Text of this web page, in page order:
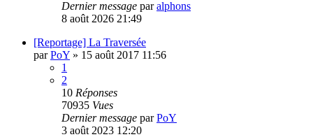
Dernier message paralphons
8 août 2026 21:49
[Reportage] La Traversée
parPoY » 15 août 2017 11:56
1
2
10 Réponses
70935 Vues
Dernier message parPoY
3 août 2023 12:20